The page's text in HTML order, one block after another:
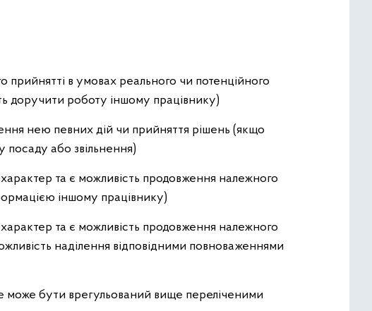
прийнятті в умовах реального чи потенційного
доручити роботу іншому працівнику)
нею певних дій чи прийняття рішень (якщо
посаду або звільнення)
та є можливість продовження належного
іншому працівнику)
та є можливість продовження належного
наділення відповідними повноваженнями
може бути врегульований вище переліченими